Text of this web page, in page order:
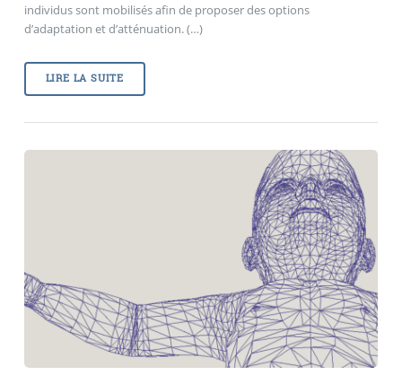
individus sont mobilisés afin de proposer des options
d’adaptation et d’atténuation. (…)
LIRE LA SUITE